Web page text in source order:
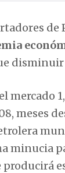
de
mercado
meses
minucia